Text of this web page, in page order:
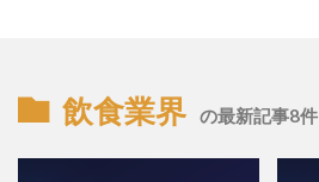
飲食業界 の最新記事8件